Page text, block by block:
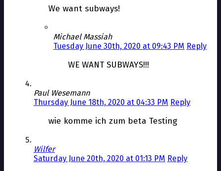
We want subways!
Michael Massiah
Tuesday June 30th, 2020 at 09:43 PM Reply
WE WANT SUBWAYS!!!
Paul Wesemann
Thursday June 18th, 2020 at 04:33 PM Reply
wie komme ich zum beta Testing
Wilfer
Saturday June 20th, 2020 at 01:13 PM Reply